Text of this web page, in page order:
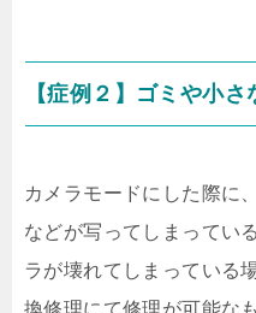
【症例２】ゴミや小
カメラモードにした際に
などが写ってしまってい
ラが壊れてしまっている
換修理にて修理が可能な